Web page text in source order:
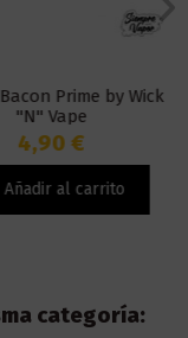
Prime by Wick
"N" Vape
4,90 €
Añadir al carrito
categoría: